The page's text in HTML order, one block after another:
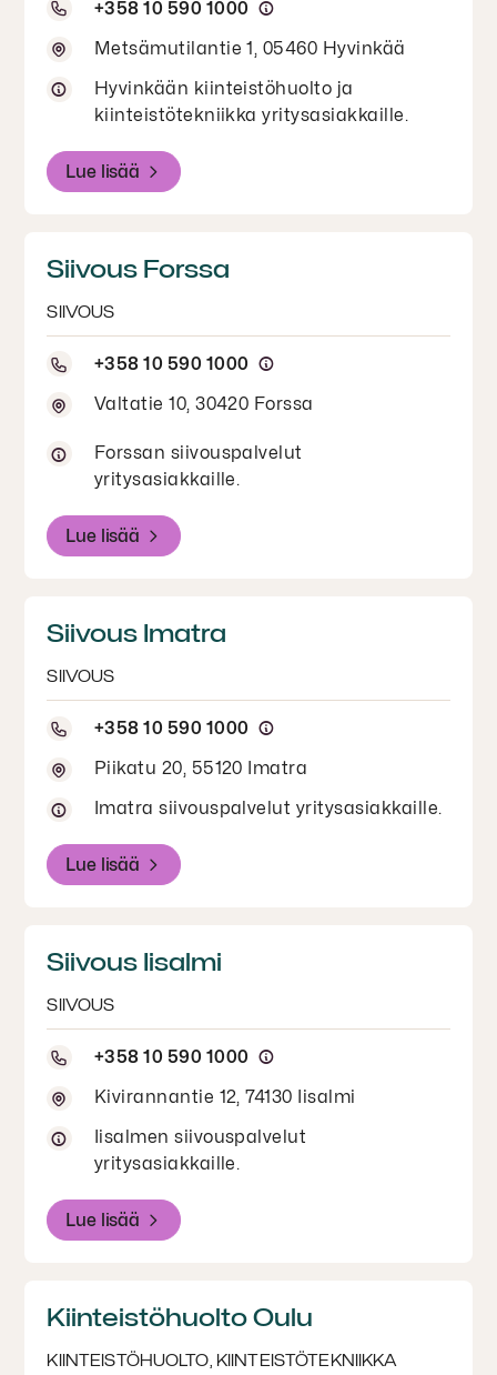
+358 10 590 1000
Metsämutilantie 1, 05460 Hyvinkää
Hyvinkään kiinteistöhuolto ja
kiinteistötekniikka yritysasiakkaille.
Lue lisää
Siivous Forssa
SIIVOUS
+358 10 590 1000
Valtatie 10, 30420 Forssa
Forssan siivouspalvelut
yritysasiakkaille.
Lue lisää
Siivous Imatra
SIIVOUS
+358 10 590 1000
Piikatu 20, 55120 Imatra
Imatra siivouspalvelut yritysasiakkaille.
Lue lisää
Siivous Iisalmi
SIIVOUS
+358 10 590 1000
Kivirannantie 12, 74130 Iisalmi
Iisalmen siivouspalvelut
yritysasiakkaille.
Lue lisää
Kiinteistöhuolto Oulu
KIINTEISTÖHUOLTO, KIINTEISTÖTEKNIIKKA